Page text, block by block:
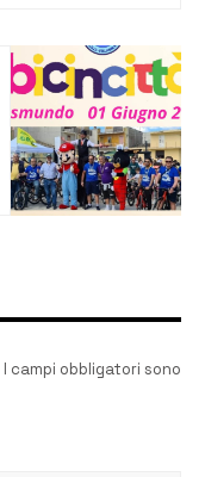
I campi obbligatori sono